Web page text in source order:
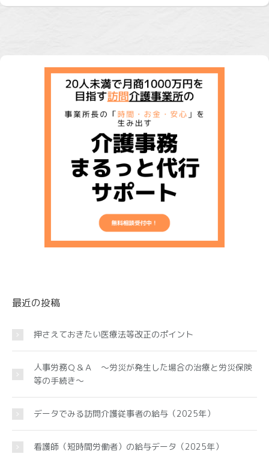
最近の投稿
押さえておきたい医療法等改正のポイント
人事労務Ｑ＆Ａ ～労災が発生した場合の治療と労災保険
等の手続き～
データでみる訪問介護従事者の給与（2025年）
看護師（短時間労働者）の給与データ（2025年）